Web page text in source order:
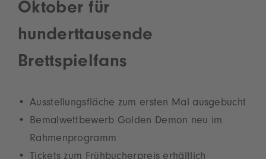
Oktober für
hunderttausende
Brettspielfans
Ausstellungsfläche zum ersten Mal ausgebucht
Bemalwettbewerb Golden Demon neu im
Rahmenprogramm